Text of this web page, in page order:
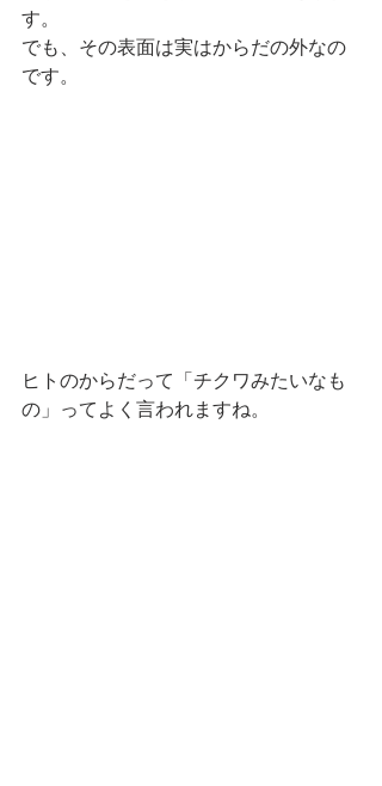
す。
でも、その表面は実はからだの外なの
です。
ヒトのからだって「チクワみたいなも
の」ってよく言われますね。